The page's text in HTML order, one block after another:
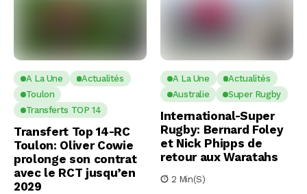
A La Une
Actualités
Toulon
Transferts TOP 14
Transfert Top 14-RC
Toulon: Oliver Cowie
prolonge son contrat
avec le RCT jusqu’en
2029
A La Une
Actualités
Australie
Super Rugby
International-Super
Rugby: Bernard Foley
et Nick Phipps de
retour aux Waratahs
2 Min(s)